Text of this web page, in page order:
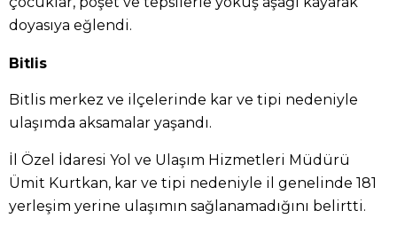
doyasıya eğlendi.
Bitlis
Bitlis merkez ve ilçelerinde kar ve tipi nedeniyle
ulaşımda aksamalar yaşandı.
İl Özel İdaresi Yol ve Ulaşım Hizmetleri Müdürü
Ümit Kurtkan, kar ve tipi nedeniyle il genelinde 181
yerleşim yerine ulaşımın sağlanamadığını belirtti.